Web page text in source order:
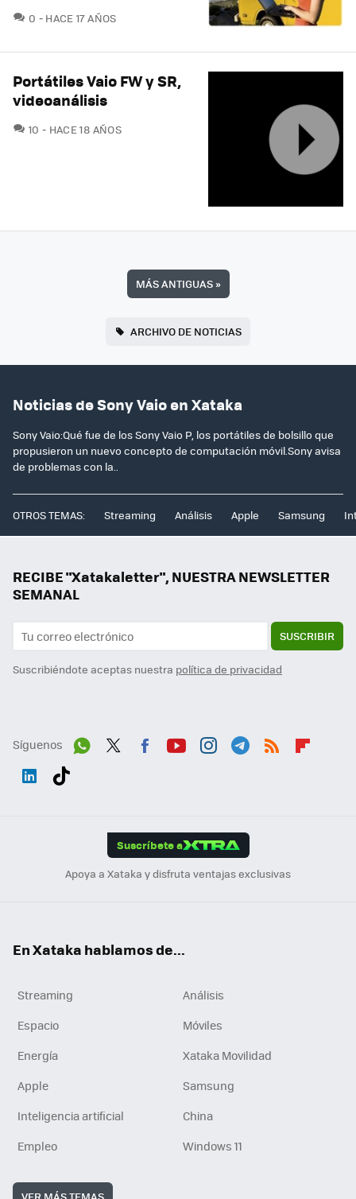
0 COMENTARIOS
HACE 17 AÑOS
Portátiles Vaio FW y SR,
videoanálisis
10 COMENTARIOS
HACE 18 AÑOS
MÁS ANTIGUAS»
ARCHIVO DE NOTICIAS
Noticias de Sony Vaio en Xataka
Sony Vaio:Qué fue de los Sony Vaio P, los portátiles de bolsillo que
propusieron un nuevo concepto de computación móvil.Sony avisa
de problemas con la..
OTROS TEMAS: Streaming Análisis Apple Samsung
RECIBE "Xatakaletter", NUESTRA NEWSLETTER
SEMANAL
SUSCRIBIR
Suscribiéndote aceptas nuestra política de privacidad
Síguenos
Suscríbete a
Apoya a Xataka y disfruta ventajas exclusivas
En Xataka hablamos de...
Streaming
Análisis
Espacio
Móviles
Energía
Xataka Movilidad
Apple
Samsung
Inteligencia artificial
China
Empleo
Windows 11